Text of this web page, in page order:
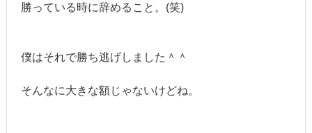
勝っている時に辞めること。(笑)
僕はそれで勝ち逃げしました＾＾
そんなに大きな額じゃないけどね。